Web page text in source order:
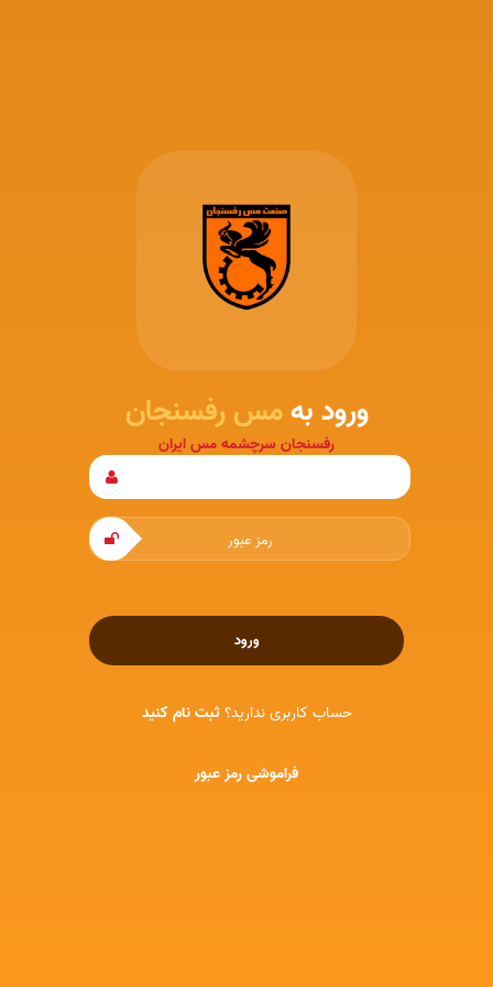
ورود بهمس رفسنجان
رفسنجان سرچشمه مس ایران
ورود
حساب کاربری ندارید؟ثبت نام کنید
فراموشی رمز عبور